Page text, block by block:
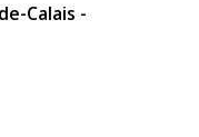
Calais -